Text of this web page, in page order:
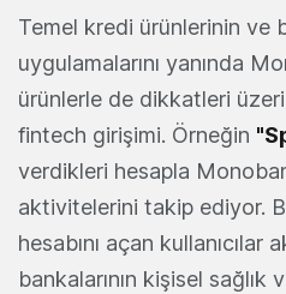
Temel kredi ürünlerinin ve
uygulamalarını yanında
ürünlerle de dikkatleri
fintech girişimi. Örneğin
verdikleri hesapla
aktivitelerini takip ediyor.
hesabını açan kullanıcılar
bankalarının kişisel